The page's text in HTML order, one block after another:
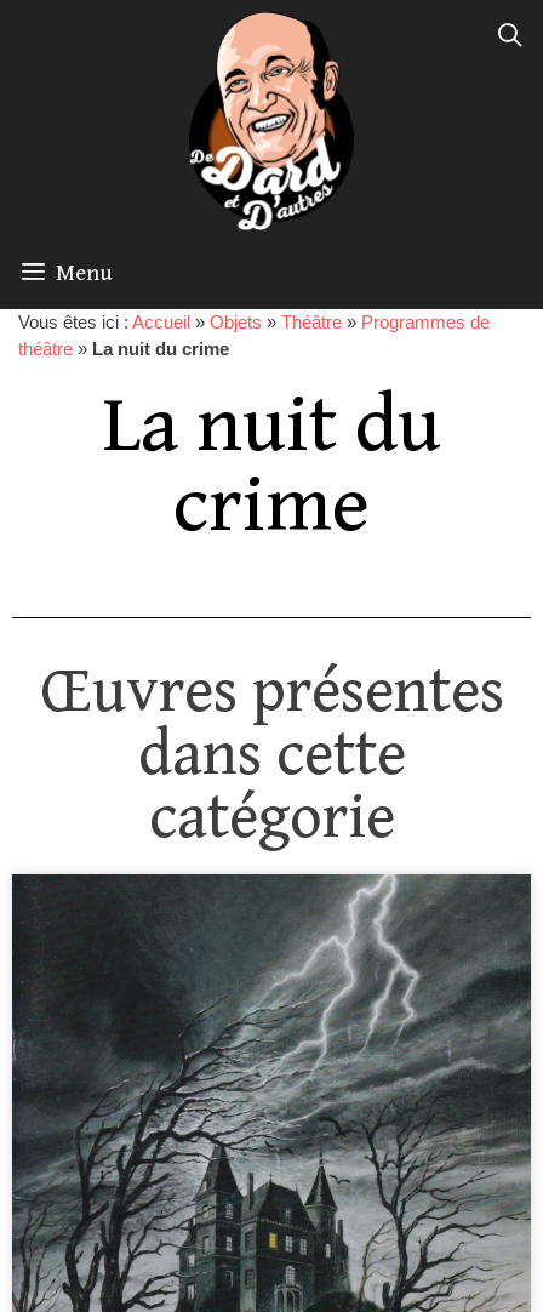
Menu
Vous êtes ici : Accueil » Objets » Théâtre » Programmes de
théâtre » La nuit du crime
La nuit du
crime
Œuvres présentes
dans cette
catégorie